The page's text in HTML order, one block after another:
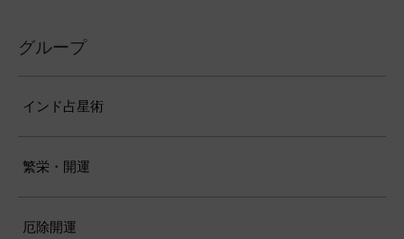
グループ
インド占星術
繁栄・開運
厄除開運